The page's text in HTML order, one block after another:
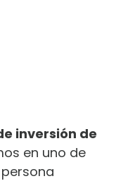
inversión de
en uno de